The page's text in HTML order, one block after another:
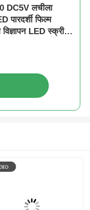
DC5V लचीला
पारदर्शी फिल्म
विज्ञापन LED स्क्रीन